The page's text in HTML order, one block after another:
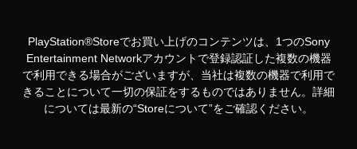
PlayStation®Storeでお買い上げのコンテンツは、1つのSony
Entertainment Networkアカウントで登録認証した複数の機器
で利用できる場合がございますが、当社は複数の機器で利用で
きることについて一切の保証をするものではありません。詳細
については最新の“Storeについて”をご確認ください。